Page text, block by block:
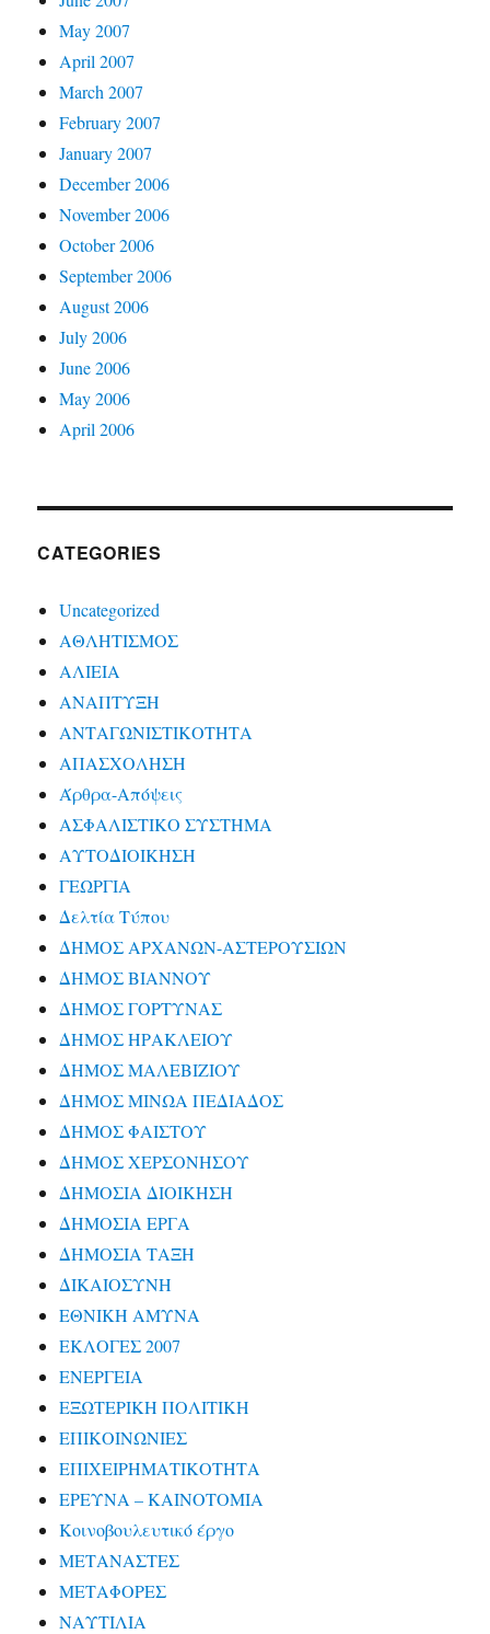
May 2007
April 2007
March 2007
February 2007
January 2007
December 2006
November 2006
October 2006
September 2006
August 2006
July 2006
June 2006
May 2006
April 2006
CATEGORIES
Uncategorized
ΑΘΛΗΤΙΣΜΟΣ
ΑΛΙΕΙΑ
ΑΝΑΠΤΥΞΗ
ΑΝΤΑΓΩΝΙΣΤΙΚΟΤΗΤΑ
ΑΠΑΣΧΟΛΗΣΗ
Άρθρα-Απόψεις
ΑΣΦΑΛΙΣΤΙΚΟ ΣΥΣΤΗΜΑ
ΑΥΤΟΔΙΟΙΚΗΣΗ
ΓΕΩΡΓΙΑ
Δελτία Τύπου
ΔΗΜΟΣ ΑΡΧΑΝΩΝ-ΑΣΤΕΡΟΥΣΙΩΝ
ΔΗΜΟΣ ΒΙΑΝΝΟΥ
ΔΗΜΟΣ ΓΟΡΤΥΝΑΣ
ΔΗΜΟΣ ΗΡΑΚΛΕΙΟΥ
ΔΗΜΟΣ ΜΑΛΕΒΙΖΙΟΥ
ΔΗΜΟΣ ΜΙΝΩΑ ΠΕΔΙΑΔΟΣ
ΔΗΜΟΣ ΦΑΙΣΤΟΥ
ΔΗΜΟΣ ΧΕΡΣΟΝΗΣΟΥ
ΔΗΜΟΣΙΑ ΔΙΟΙΚΗΣΗ
ΔΗΜΟΣΙΑ ΕΡΓΑ
ΔΗΜΟΣΙΑ ΤΑΞΗ
ΔΙΚΑΙΟΣΥΝΗ
ΕΘΝΙΚΗ ΑΜΥΝΑ
ΕΚΛΟΓΕΣ 2007
ΕΝΕΡΓΕΙΑ
ΕΞΩΤΕΡΙΚΗ ΠΟΛΙΤΙΚΗ
ΕΠΙΚΟΙΝΩΝΙΕΣ
ΕΠΙΧΕΙΡΗΜΑΤΙΚΟΤΗΤΑ
ΕΡΕΥΝΑ – ΚΑΙΝΟΤΟΜΙΑ
Κοινοβουλευτικό έργο
ΜΕΤΑΝΑΣΤΕΣ
ΜΕΤΑΦΟΡΕΣ
ΝΑΥΤΙΛΙΑ